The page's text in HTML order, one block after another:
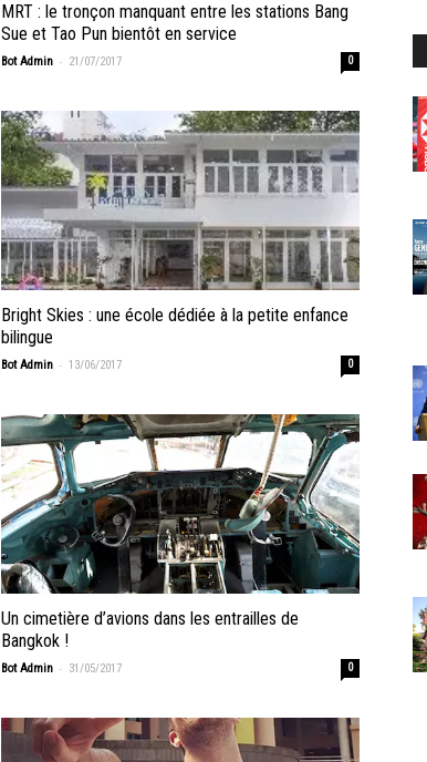
MRT : le tronçon manquant entre les stations Bang
Sue et Tao Pun bientôt en service
Bot Admin - 21/07/2017 0
Bright Skies : une école dédiée à la petite enfance
bilingue
Bot Admin - 13/06/2017 0
Un cimetière d’avions dans les entrailles de
Bangkok !
Bot Admin - 31/05/2017 0